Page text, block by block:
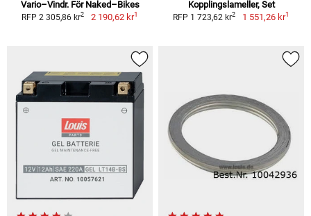
Vario–Vindr. För Naked–Bikes
RFP 2 305,86 kr2 2 190,62 kr1
Kopplingslameller, Set
RFP 1 723,62 kr2 1 551,26 kr1